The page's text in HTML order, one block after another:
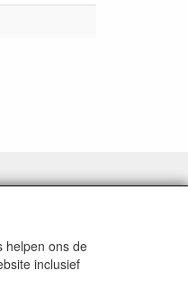
helpen ons de
inclusief